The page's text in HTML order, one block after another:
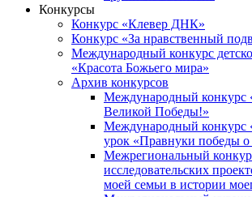
Конкурсы
Конкурс «Клевер ДНК»
Конкурс «За нравственный
Международный конкурс
«Красота Божьего мира»
Архив конкурсов
Международный конкурс
Великой Победы!»
Международный конкурс
урок «Правнуки победы о
Межрегиональный
исследовательских
моей семьи в истории